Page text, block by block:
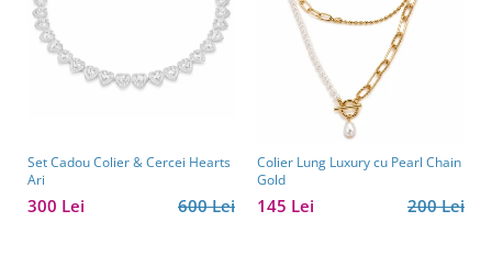
Set Cadou Colier & Cercei Hearts
Ari
600 Lei
300 Lei
Colier Lung Luxury cu Pearl Chain
Gold
200 Lei
145 Lei